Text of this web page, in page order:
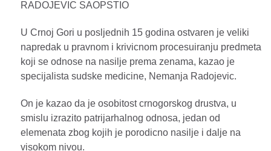
RADOJEVIC SAOPSTIO
U Crnoj Gori u posljednih 15 godina ostvaren je veliki
napredak u pravnom i krivicnom procesuiranju predmeta
koji se odnose na nasilje prema zenama, kazao je
specijalista sudske medicine, Nemanja Radojevic.
On je kazao da je osobitost crnogorskog drustva, u
smislu izrazito patrijarhalnog odnosa, jedan od
elemenata zbog kojih je porodicno nasilje i dalje na
visokom nivou.